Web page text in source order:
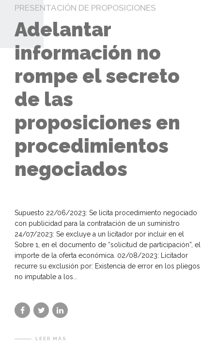
PRESENTACIÓN DE PROPOSICIONES
Adelantar
información no
rompe el secreto
de las
proposiciones en
procedimientos
negociados
Supuesto 22/06/2023: Se licita procedimiento negociado
con publicidad para la contratación de un suministro
24/07/2023: Se excluye a un licitador por incluir en el
Sobre 1, en el documento de “solicitud de participación”, el
importe de la oferta económica. 02/08/2023: Licitador
recurre su exclusión por: Existencia de error en los pliegos
no imputable a los...
LEER MÁS